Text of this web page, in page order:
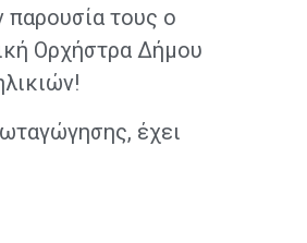
τους ο
Ορχήστρα Δήμου
έχει